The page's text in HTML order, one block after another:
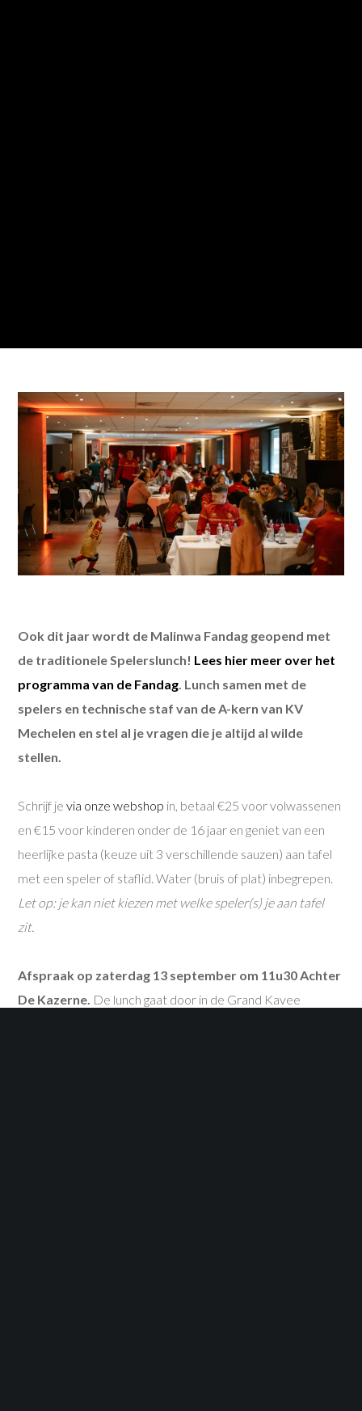
Ook dit jaar wordt de Malinwa Fandag geopend met
de traditionele Spelerslunch! Lees hier meer over het
programma van de Fandag. Lunch samen met de
spelers en technische staf van de A-kern van KV
Mechelen en stel al je vragen die je altijd al wilde
stellen.
Schrijf jevia onze webshop in, betaal €25 voor volwassenen
en €15 voor kinderen onder de 16 jaar en geniet van een
heerlijke pasta (keuze uit 3 verschillende sauzen) aan tafel
met een speler of staflid. Water (bruis of plat) inbegrepen.
Let op: je kan niet kiezen met welke speler(s) je aan tafel
zit.
Afspraak op zaterdag 13 september om 11u30 Achter
De Kazerne. De lunch gaat door in de Grand Kavee